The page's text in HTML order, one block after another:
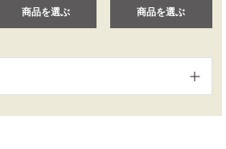
商品を選ぶ 商品を選ぶ